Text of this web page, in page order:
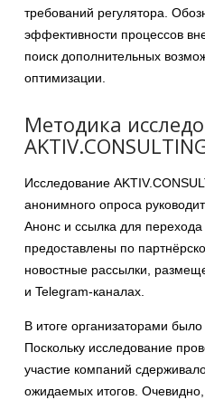
требований регулятора.
эффективности процессов
поиск дополнительных
оптимизации.
Методика
Исследование
анонимного опроса
Анонс и ссылка для перехода
предоставлены по
новостные рассылки,
и Telegram-каналах.
В итоге организаторами
Поскольку исследование
участие компаний
ожидаемых итогов.